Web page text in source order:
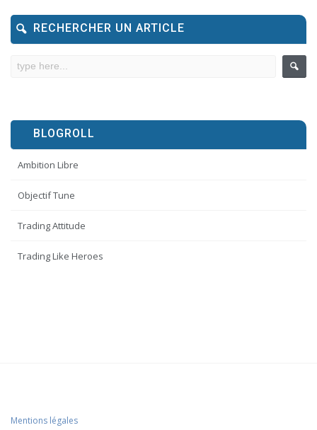
RECHERCHER UN ARTICLE
BLOGROLL
Ambition Libre
Objectif Tune
Trading Attitude
Trading Like Heroes
Mentions légales